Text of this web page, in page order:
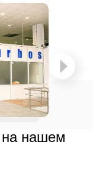
на нашем